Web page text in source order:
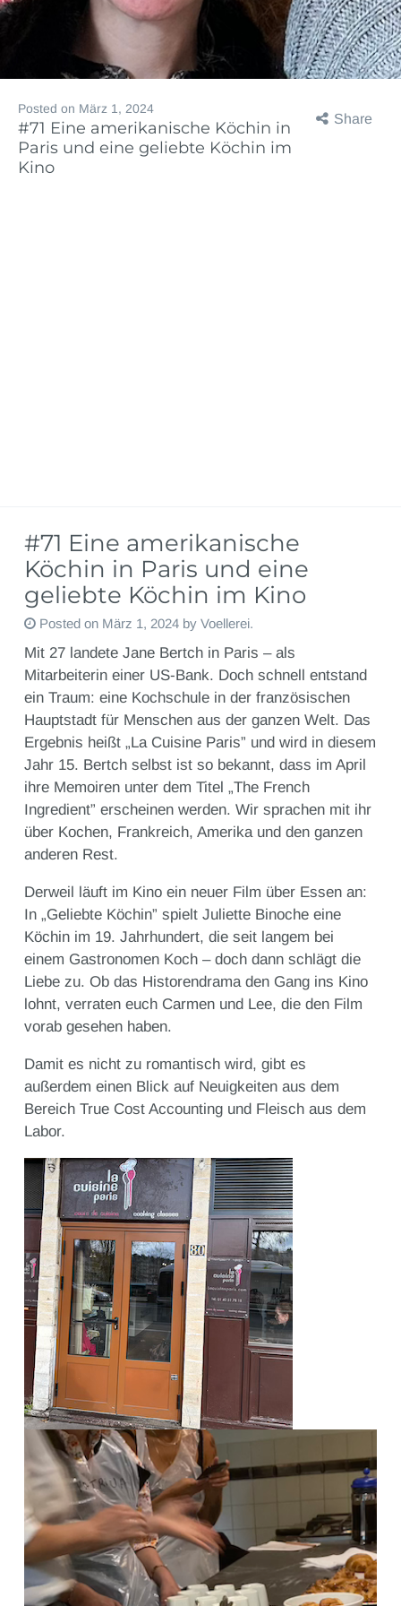
Share
Posted on März 1, 2024
#71 Eine amerikanische Köchin in
Paris und eine geliebte Köchin im
Kino
#71 Eine amerikanische
Köchin in Paris und eine
geliebte Köchin im Kino
Posted on März 1, 2024by Voellerei.
Mit 27 landete Jane Bertch in Paris – als
Mitarbeiterin einer US-Bank. Doch schnell entstand
ein Traum: eine Kochschule in der französischen
Hauptstadt für Menschen aus der ganzen Welt. Das
Ergebnis heißt „La Cuisine Paris” und wird in diesem
Jahr 15. Bertch selbst ist so bekannt, dass im April
ihre Memoiren unter dem Titel „The French
Ingredient” erscheinen werden. Wir sprachen mit ihr
über Kochen, Frankreich, Amerika und den ganzen
anderen Rest.
Derweil läuft im Kino ein neuer Film über Essen an:
In „Geliebte Köchin” spielt Juliette Binoche eine
Köchin im 19. Jahrhundert, die seit langem bei
einem Gastronomen Koch – doch dann schlägt die
Liebe zu. Ob das Historendrama den Gang ins Kino
lohnt, verraten euch Carmen und Lee, die den Film
vorab gesehen haben.
Damit es nicht zu romantisch wird, gibt es
außerdem einen Blick auf Neuigkeiten aus dem
Bereich True Cost Accounting und Fleisch aus dem
Labor.